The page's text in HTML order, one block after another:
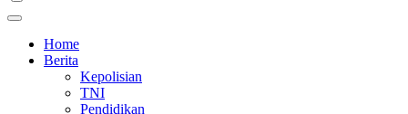
Home
Berita
Kepolisian
TNI
Pendidikan